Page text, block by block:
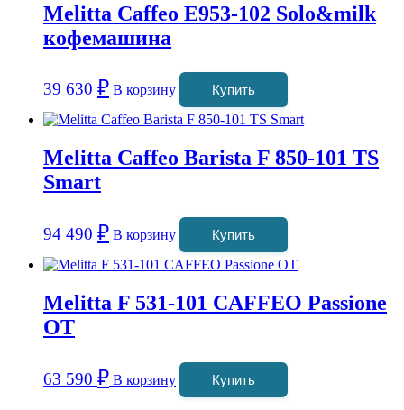
Melitta Caffeo Е953-102 Solo&milk
кофемашина
39 630 ₽ В корзину Купить
Melitta Caffeo Barista F 850-101 TS
Smart
94 490 ₽ В корзину Купить
Melitta F 531-101 CAFFEO Passione
OT
63 590 ₽ В корзину Купить